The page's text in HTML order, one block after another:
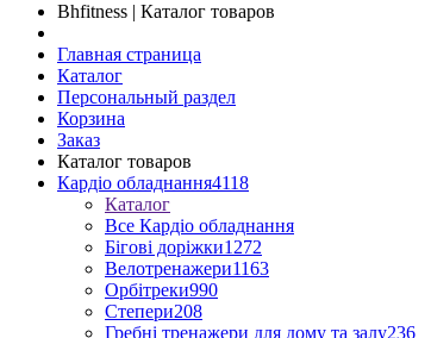
Bhfitness | Каталог товаров
Главная страница
Каталог
Персональный раздел
Корзина
Заказ
Каталог товаров
Кардіо обладнання4118
Каталог
Все Кардіо обладнання
Бігові доріжки1272
Велотренажери1163
Орбітреки990
Степери208
Гребні тренажери для дому та залу236